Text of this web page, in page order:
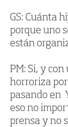
GS: Cuánta
porque uno
están
PM: Si, y
horroriza
pasando en
eso no
prensa y no